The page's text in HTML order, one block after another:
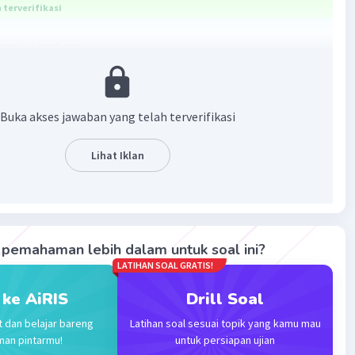
terverifikasi
merupakan hukum positif yang berlaku saat ini.
KUHP, KUHPerdata, sejumlah UU yang berlaku saat ini.
ius constituendum merupakan hukum yang dicita-citakan
seperti RUU, rancangan peraturan lain.
terimakasih
Buka akses jawaban yang telah terverifikasi
Lihat Iklan
lebih dalam untuk soal ini?
AiRIS
dan belajar bareng
pintarmu!
LATIHAN SOAL GRATIS!
Drill Soal
Latihan soal sesuai topik yang kamu mau
untuk persiapan ujian